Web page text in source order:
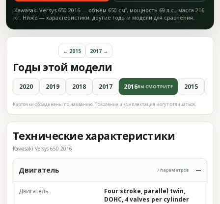
Kawasaki Versys 650 2016 — объём 650 см³, мощность 69 л.с., масса 216
кг. Ниже — характеристики, другие годы и модели для сравнения.
Годы этой модели
← 2015 2017 →
2020 2019 2018 2017 2016ВЫ СМОТРИТЕ 2015
Карточки объединены по названию. Поколение и комплектация могут отличаться.
Технические характеристики
Kawasaki Versys 650 2016
Двигатель 7 параметров
Двигатель
Four stroke, parallel twin,
DOHC, 4 valves per cylinder